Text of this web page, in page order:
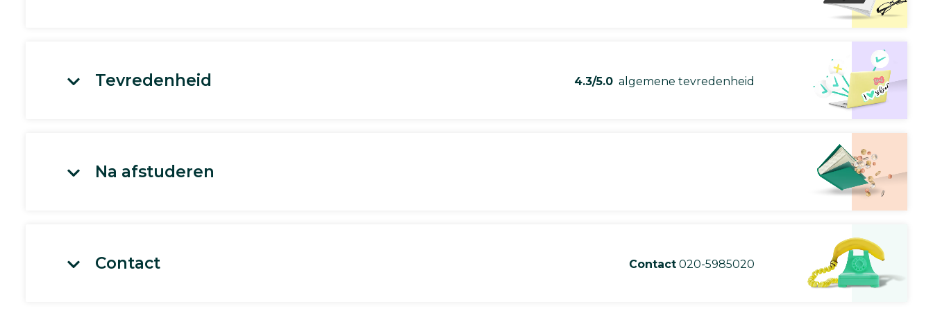
Tevredenheid 4.3/5.0 algemene tevredenheid
Na afstuderen
Contact Contact 020-5985020